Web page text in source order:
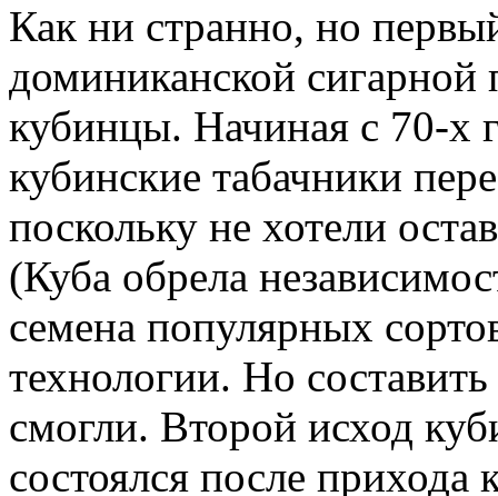
Как ни странно, но
доминиканской
кубинцы. Начиная с 70-х
кубинские табачники
поскольку не хотели
(Куба обрела
семена популярных
технологии. Но
смогли. Второй исход
состоялся после